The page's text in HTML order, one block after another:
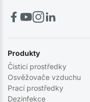
Produkty
Čisticí prostředky
Osvěžovače vzduchu
Prací prostředky
Dezinfekce